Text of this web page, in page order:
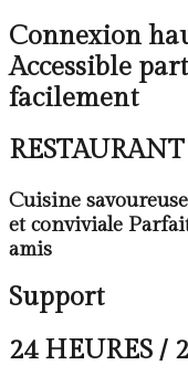
Connexion
Accessible
facilement
RESTAURANT
Cuisine
et conviviale
amis
Support
24 HEURES /